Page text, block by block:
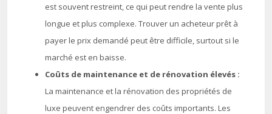
est souvent restreint, ce qui peut rendre la vente plus
longue et plus complexe. Trouver un acheteur prêt à
payer le prix demandé peut être difficile, surtout si le
marché est en baisse.
Coûts de maintenance et de rénovation élevés :
La maintenance et la rénovation des propriétés de
luxe peuvent engendrer des coûts importants. Les